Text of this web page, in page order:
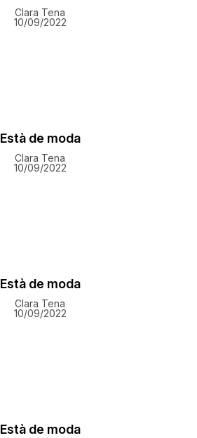
Clara Tena
10/09/2022
Està de moda
Clara Tena
10/09/2022
Està de moda
Clara Tena
10/09/2022
Està de moda